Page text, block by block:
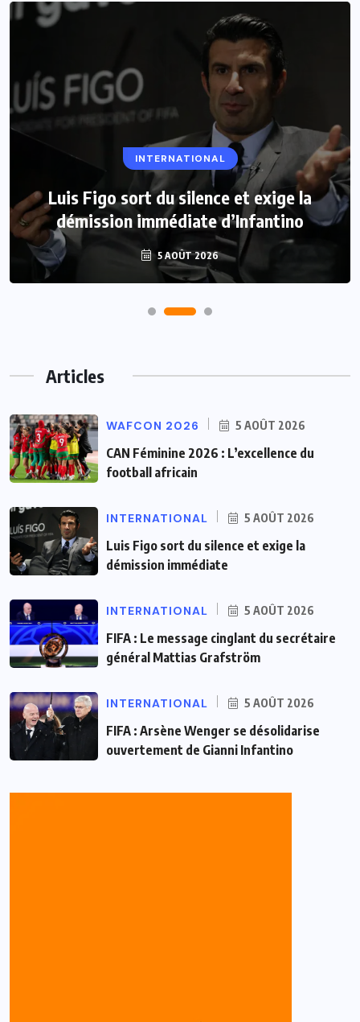
INTERNATIONAL
Luis Figo sort du silence et exige la
démission immédiate d’Infantino
5 AOÛT 2026
Articles
WAFCON 2026 5 AOÛT 2026
CAN Féminine 2026 : L’excellence du
football africain
INTERNATIONAL 5 AOÛT 2026
Luis Figo sort du silence et exige la
démission immédiate
INTERNATIONAL 5 AOÛT 2026
FIFA : Le message cinglant du secrétaire
général Mattias Grafström
INTERNATIONAL 5 AOÛT 2026
FIFA : Arsène Wenger se désolidarise
ouvertement de Gianni Infantino